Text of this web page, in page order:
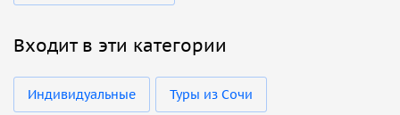
Входит в эти категории
Индивидуальные Туры из Сочи